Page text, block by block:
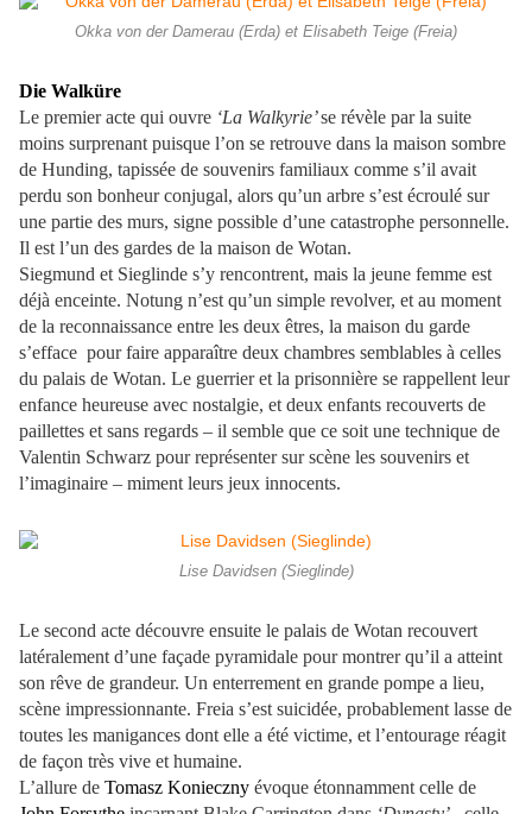
Okka von der Damerau (Erda) et Elisabeth Teige (Freia)
Die Walküre
Le premier acte qui ouvre ‘La Walkyrie’se révèle par la suite
moins surprenant puisque l’on se retrouve dans la maison sombre
de Hunding, tapissée de souvenirs familiaux comme s’il avait
perdu son bonheur conjugal, alors qu’un arbre s’est écroulé sur
une partie des murs, signe possible d’une catastrophe personnelle.
Il est l’un des gardes de la maison de Wotan.
Siegmund et Sieglinde s’y rencontrent, mais la jeune femme est
déjà enceinte. Notung n’est qu’un simple revolver, et au moment
de la reconnaissance entre les deux êtres, la maison du garde
s’efface pour faire apparaître deux chambres semblables à celles
du palais de Wotan. Le guerrier et la prisonnière se rappellent leur
enfance heureuse avec nostalgie, et deux enfants recouverts de
paillettes et sans regards – il semble que ce soit une technique de
Valentin Schwarz pour représenter sur scène les souvenirs et
l’imaginaire – miment leurs jeux innocents.
Lise Davidsen (Sieglinde)
Le second acte découvre ensuite le palais de Wotan recouvert
latéralement d’une façade pyramidale pour montrer qu’il a atteint
son rêve de grandeur. Un enterrement en grande pompe a lieu,
scène impressionnante. Freia s’est suicidée, probablement lasse de
toutes les manigances dont elle a été victime, et l’entourage réagit
de façon très vive et humaine.
L’allure de Tomasz Konieczny évoque étonnamment celle de